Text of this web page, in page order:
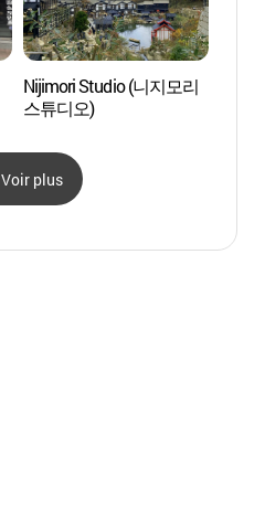
Nijimori Studio (니지모리
스튜디오)
Voir plus